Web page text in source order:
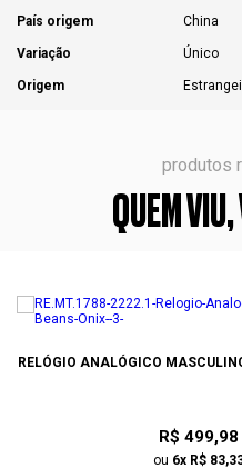
País origem China
Variação Único
Origem
produtos
QUEM
RELÓGIO ANALÓGICO
R$ 499,98
ou 6x R$